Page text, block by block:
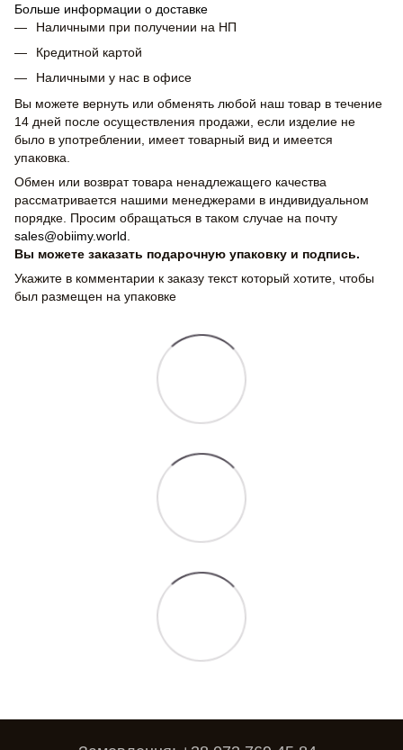
Больше информации о доставке
Наличными при получении на НП
Кредитной картой
Наличными у нас в офисе
Вы можете вернуть или обменять любой наш товар в течение
14 дней после осуществления продажи, если изделие не
было в употреблении, имеет товарный вид и имеется
упаковка.
Обмен или возврат товара ненадлежащего качества
рассматривается нашими менеджерами в индивидуальном
порядке. Просим обращаться в таком случае на почту
sales@obiimy.world
Вы можете заказать подарочную упаковку и подпись.
Укажите в комментарии к заказу текст который хотите, чтобы
был размещен на упаковке